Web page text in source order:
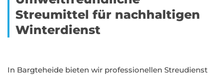
Streumittel für nachhaltigen
Winterdienst
In Bargteheide bieten wir professionellen Streudienst